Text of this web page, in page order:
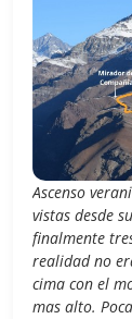
Ascenso
vistas desde
finalmente
realidad no
cima con el
mas alto.